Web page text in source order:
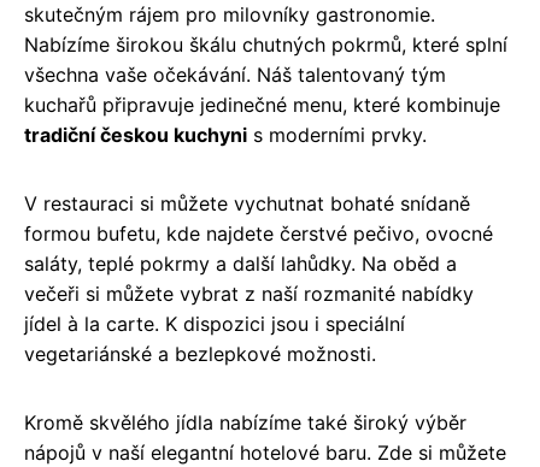
skutečným rájem pro milovníky gastronomie.
Nabízíme širokou škálu chutných pokrmů, které splní
všechna vaše očekávání. Náš talentovaný tým
kuchařů připravuje jedinečné menu, které kombinuje
tradiční českou kuchyni s moderními prvky.
V restauraci si můžete vychutnat bohaté snídaně
formou bufetu, kde najdete čerstvé pečivo, ovocné
saláty, teplé pokrmy a další lahůdky. Na oběd a
večeři si můžete vybrat z naší rozmanité nabídky
jídel à la carte. K dispozici jsou i speciální
vegetariánské a bezlepkové možnosti.
Kromě skvělého jídla nabízíme také široký výběr
nápojů v naší elegantní hotelové baru. Zde si můžete